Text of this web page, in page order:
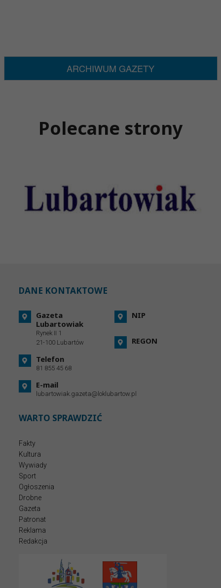
ARCHIWUM GAZETY
Polecane strony
DANE KONTAKTOWE
Gazeta
Lubartowiak
Rynek II 1
21-100 Lubartów
Telefon
81 855 45 68
E-mail
lubartowiak.gazeta@loklubartow.pl
NIP
REGON
WARTO SPRAWDZIĆ
Fakty
Kultura
Wywiady
Sport
Ogłoszenia
Drobne
Gazeta
Patronat
Reklama
Redakcja